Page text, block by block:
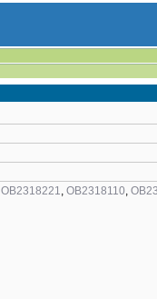
OB2318221, OB2318110,